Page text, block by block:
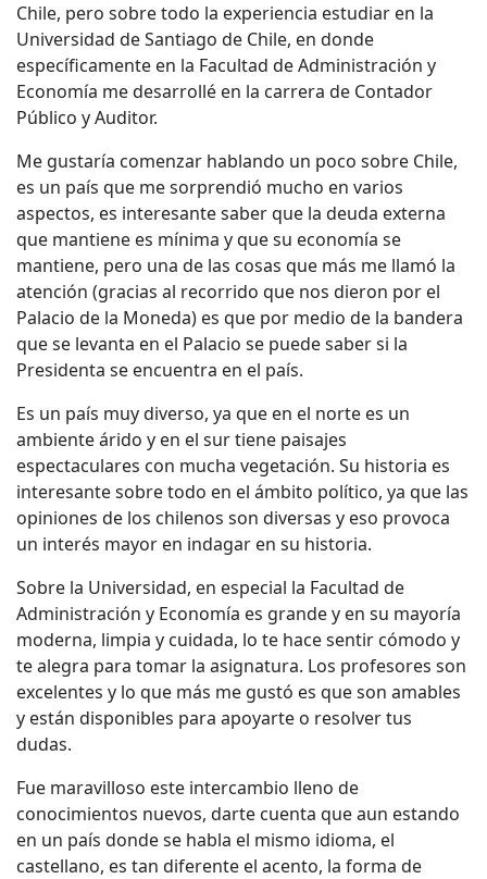
Chile, pero sobre todo la experiencia estudiar en la
Universidad de Santiago de Chile, en donde
específicamente en la Facultad de Administración y
Economía me desarrollé en la carrera de Contador
Público y Auditor.
Me gustaría comenzar hablando un poco sobre Chile,
es un país que me sorprendió mucho en varios
aspectos, es interesante saber que la deuda externa
que mantiene es mínima y que su economía se
mantiene, pero una de las cosas que más me llamó la
atención (gracias al recorrido que nos dieron por el
Palacio de la Moneda) es que por medio de la bandera
que se levanta en el Palacio se puede saber si la
Presidenta se encuentra en el país.
Es un país muy diverso, ya que en el norte es un
ambiente árido y en el sur tiene paisajes
espectaculares con mucha vegetación. Su historia es
interesante sobre todo en el ámbito político, ya que las
opiniones de los chilenos son diversas y eso provoca
un interés mayor en indagar en su historia.
Sobre la Universidad, en especial la Facultad de
Administración y Economía es grande y en su mayoría
moderna, limpia y cuidada, lo te hace sentir cómodo y
te alegra para tomar la asignatura. Los profesores son
excelentes y lo que más me gustó es que son amables
y están disponibles para apoyarte o resolver tus
dudas.
Fue maravilloso este intercambio lleno de
conocimientos nuevos, darte cuenta que aun estando
en un país donde se habla el mismo idioma, el
castellano, es tan diferente el acento, la forma de